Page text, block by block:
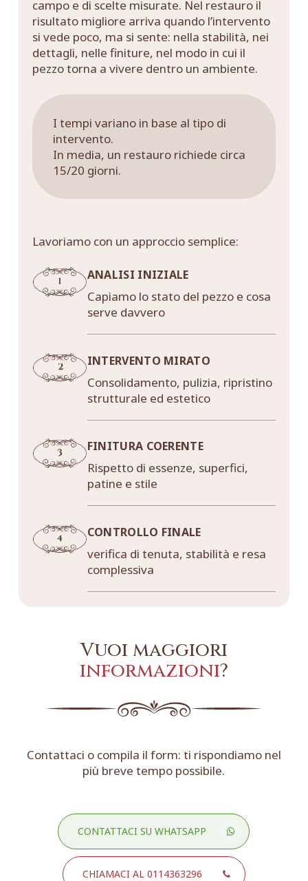
campo e di scelte misurate. Nel restauro il
risultato migliore arriva quando l’intervento
si vede poco, ma si sente: nella stabilità, nei
dettagli, nelle finiture, nel modo in cui il
pezzo torna a vivere dentro un ambiente.
I tempi variano in base al tipo di
intervento.
In media, un restauro richiede circa
15/20 giorni.
Lavoriamo con un approccio semplice:
ANALISI INIZIALE
Capiamo lo stato del pezzo e cosa
serve davvero
INTERVENTO MIRATO
Consolidamento, pulizia, ripristino
strutturale ed estetico
FINITURA COERENTE
Rispetto di essenze, superfici,
patine e stile
CONTROLLO FINALE
verifica di tenuta, stabilità e resa
complessiva
Vuoi maggiori
informazioni?
Contattaci o compila il form: ti rispondiamo nel
più breve tempo possibile.
CONTATTACI SU WHATSAPP
CHIAMACI AL 0114363296